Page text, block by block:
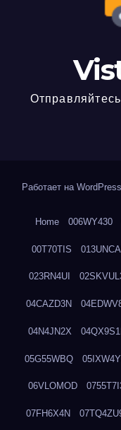
Работает на WordPress
Home 006WY430
00T70TIS
023RN4UI
04CAZD3N
04N4JN2X
05G55WBQ
06VLOMOD
07FH6X4N